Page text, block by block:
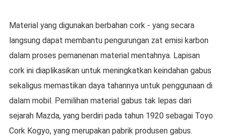
Material yang digunakan berbahan cork - yang secara
langsung dapat membantu pengurungan zat emisi karbon
dalam proses pemanenan material mentahnya. Lapisan
cork ini diaplikasikan untuk meningkatkan keindahan gabus
sekaligus memastikan daya tahannya untuk penggunaan di
dalam mobil. Pemilihan material gabus tak lepas dari
sejarah Mazda, yang berdiri pada tahun 1920 sebagai Toyo
Cork Kogyo, yang merupakan pabrik produsen gabus.